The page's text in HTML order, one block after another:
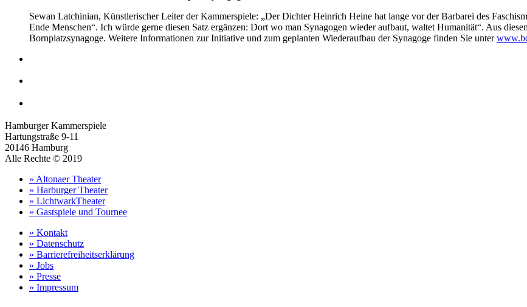
Sewan Latchinian, Künstlerischer Leiter der Kammerspiele: „Der Dichter Heinrich Heine hat lange vor der Barbarei des
Ende Menschen“. Ich würde gerne diesen Satz ergänzen: Dort wo man Synagogen wieder aufbaut, waltet Humanität“. Aus
Bornplatzsynagoge. Weitere Informationen zur Initiative und zum geplanten Wiederaufbau der Synagoge finden Sie unter
Hamburger Kammerspiele
Hartungstraße 9-11
20146 Hamburg
Alle Rechte © 2019
» Altonaer Theater
» Harburger Theater
» LichtwarkTheater
» Gastspiele und Tournee
» Kontakt
» Datenschutz
» Barrierefreiheitserklärung
» Jobs
» Presse
» Impressum